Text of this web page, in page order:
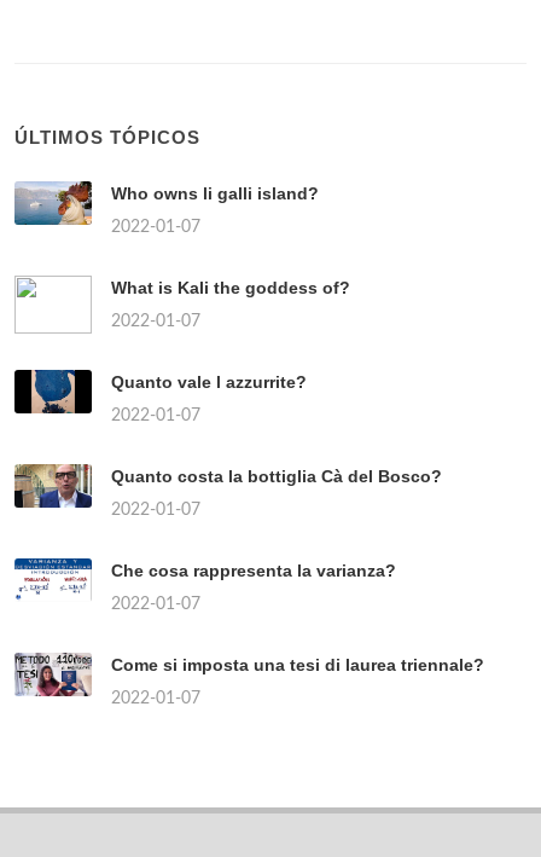
ÚLTIMOS TÓPICOS
Who owns li galli island?
2022-01-07
What is Kali the goddess of?
2022-01-07
Quanto vale l azzurrite?
2022-01-07
Quanto costa la bottiglia Cà del Bosco?
2022-01-07
Che cosa rappresenta la varianza?
2022-01-07
Come si imposta una tesi di laurea triennale?
2022-01-07